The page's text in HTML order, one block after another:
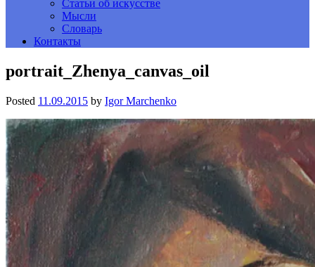
Статьи об искусстве
Мысли
Словарь
Контакты
portrait_Zhenya_canvas_oil
Posted 11.09.2015 by Igor Marchenko